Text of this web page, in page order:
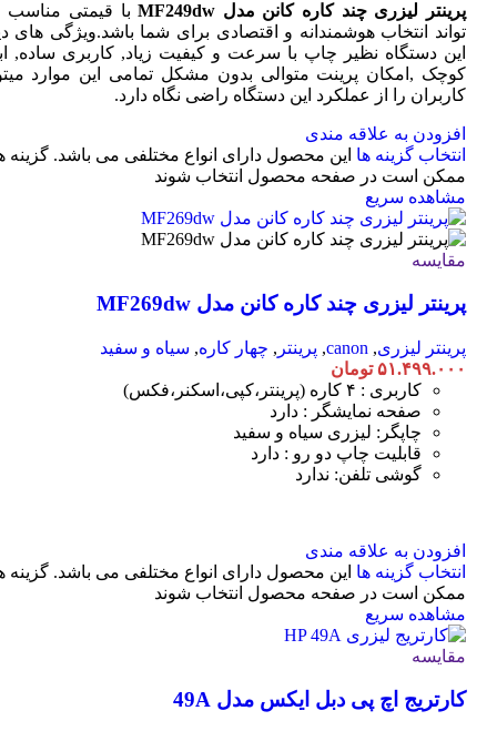
پرینتر لیزری چند کاره کانن مدل MF249dw
با قیمتی
تواند انتخاب هوشمندانه و اقتصادی برای شما باشد.ویژگی های
این دستگاه نظیر چاپ با سرعت و کیفیت زیاد, کاربری ساده,
کوچک ,امکان پرینت متوالی بدون مشکل تمامی این موارد
کاربران را از عملکرد این دستگاه راضی نگاه دارد.
افزودن به علاقه مندی
انتخاب گزینه ها این محصول دارای انواع مختلفی می باشد. گزینه
ممکن است در صفحه محصول انتخاب شوند
مشاهده سریع
مقایسه
پرینتر لیزری چند کاره کانن مدل MF269dw
پرینتر لیزری,
canon
, پرینتر , چهار کاره, سیاه و سفید
۵۱.۴۹۹.۰۰۰ تومان
کاربری : ۴ کاره (پرینتر،کپی،اسکنر،فکس)
صفحه نمایشگر : دارد
چاپگر: لیزری سیاه و سفید
قابلیت چاپ دو رو : دارد
گوشی تلفن: ندارد
افزودن به علاقه مندی
انتخاب گزینه ها این محصول دارای انواع مختلفی می باشد. گزینه
ممکن است در صفحه محصول انتخاب شوند
مشاهده سریع
مقایسه
کارتریج اچ پی دبل ایکس مدل 49A